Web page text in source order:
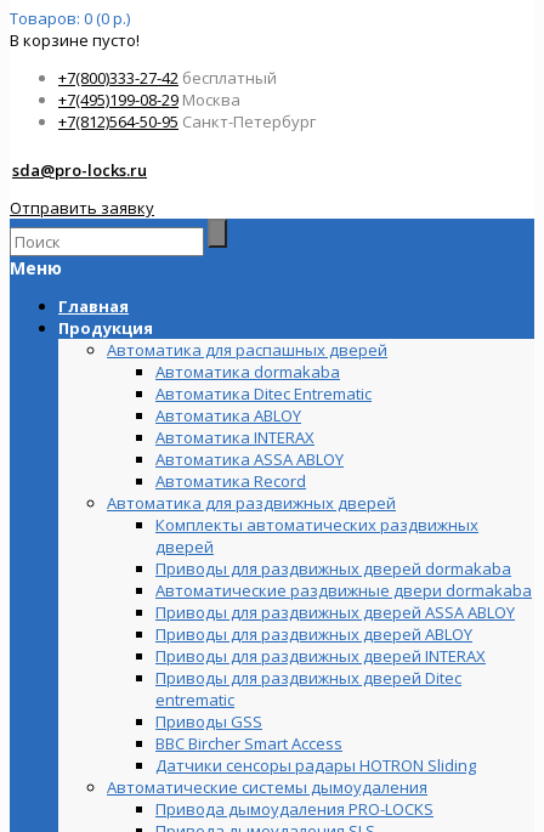
Товаров: 0 (0 р.)
В корзине пусто!
+7(800)333-27-42 бесплатный
+7(495)199-08-29 Москва
+7(812)564-50-95 Санкт-Петербург
sda@pro-locks.ru
Отправить заявку
Меню
Главная
Продукция
Автоматика для распашных дверей
Автоматика dormakaba
Автоматика Ditec Entrematic
Автоматика ABLOY
Автоматика INTERAX
Автоматика ASSA ABLOY
Автоматика Record
Автоматика для раздвижных дверей
Комплекты автоматических раздвижных
дверей
Приводы для раздвижных дверей dormakaba
Автоматические раздвижные двери dormakaba
Приводы для раздвижных дверей ASSA ABLOY
Приводы для раздвижных дверей ABLOY
Приводы для раздвижных дверей INTERAX
Приводы для раздвижных дверей Ditec
entrematic
Приводы GSS
BBC Bircher Smart Access
Датчики сенсоры радары HOTRON Sliding
Автоматические системы дымоудаления
Привода дымоудаления PRO-LOCKS